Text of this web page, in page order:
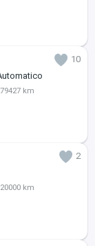
10
km
2
km